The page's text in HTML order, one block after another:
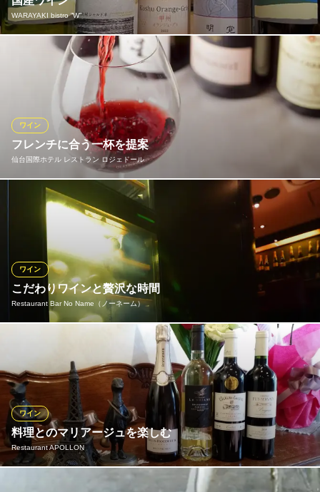
Au Belier ～オー・ベリエ～
仙台駅フランス郷土料理
仙台市営地下鉄東西線青葉通一番町駅 徒歩6分
宮城県仙台市青葉区一番町1-6-11
WARAYAKI bistro ”W”
長野・北海道など全国各地から取り寄せた国産ワインを当店自慢
の藁焼きと共に是非お楽しみください
WARAYAKI bistro ”W”
仙台駅×本格藁焼き
ＪＲ仙台駅 徒歩1分
宮城県仙台市青葉区中央1-1-1 tekuteせんだい1F
フレンチに合う一杯を提案
仙台国際ホテル レストラン ロジェドール
ワイン
ワインは約200種と豊富なラインナップです。ソムリエが季節に応
じて内容を変えておりますので、来店する度に新しい味に出会え
ます。迷われたらお気軽にご相談ください。また日本酒は宮城や
東北をベースに5～6種ほど取り揃えております。フレンチとのペ
アリングをどうぞお楽しみください。
仙台国際ホテル レストラン ロジェドール
フレンチレストラン
仙台市営地下鉄南北線仙台駅 徒歩5分
こだわりワインと贅沢な時間
Restaurant Bar No Name（ノーネーム）
ワイン
お酒を楽しみながら、ゆったりとした時間を過ごせる空間をご提
供しております。お一人様でも、お友達やお仕事仲間とのグルー
プでも、お気軽にお立ち寄りいただけます。当店でしか味わえな
い、こだわりのワインをご堪能いただき、至福の時間をお過ごし
ください。
Restaurant Bar No Name（ノーネーム）
お洒落な隠れ家bar
仙台市営地下鉄南北線広瀬通駅 徒歩5分
宮城県仙台市青葉区国分町2-5-16 ミヤビプリモ国分町ビルB1
料理とのマリアージュを楽しむ
Restaurant APOLLON
ワイン
アポロンでは厳選したフランスワインをご用意しております。 マ